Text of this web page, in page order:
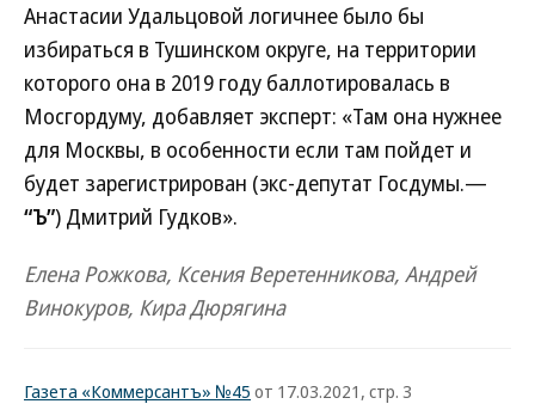
Анастасии Удальцовой логичнее было бы
избираться в Тушинском округе, на территории
которого она в 2019 году баллотировалась в
Мосгордуму, добавляет эксперт: «Там она нужнее
для Москвы, в особенности если там пойдет и
будет зарегистрирован (экс-депутат Госдумы.—
“Ъ”) Дмитрий Гудков».
Елена Рожкова, Ксения Веретенникова, Андрей
Винокуров, Кира Дюрягина
Газета «Коммерсантъ» №45 от 17.03.2021, стр. 3